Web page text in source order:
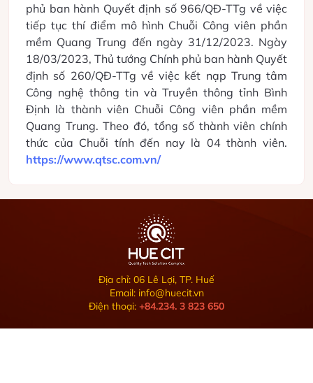
phủ ban hành Quyết định số 966/QĐ-TTg về việc
tiếp tục thí điểm mô hình Chuỗi Công viên phần
mềm Quang Trung đến ngày 31/12/2023. Ngày
18/03/2023, Thủ tướng Chính phủ ban hành Quyết
định số 260/QĐ-TTg về việc kết nạp Trung tâm
Công nghệ thông tin và Truyền thông tỉnh Bình
Định là thành viên Chuỗi Công viên phần mềm
Quang Trung. Theo đó, tổng số thành viên chính
thức của Chuỗi tính đến nay là 04 thành viên.
https://www.qtsc.com.vn/
Địa chỉ: 06 Lê Lợi, TP. Huế
Email: info@huecit.vn
Điện thoại: +84.234. 3 823 650